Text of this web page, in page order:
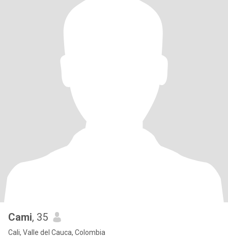
Cami, 35
Cali, Valle del Cauca, Colombia